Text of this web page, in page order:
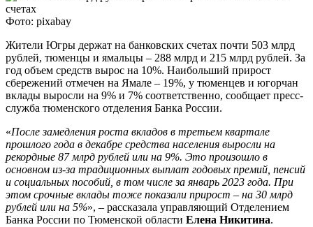
Фото: pixabay
Жители Югры держат на банковских счетах почти 503 млрд
рублей, тюменцы и ямальцы – 288 млрд и 215 млрд рублей. За
год объем средств вырос на 10%. Наибольший прирост
сбережений отмечен на Ямале – 19%, у тюменцев и югорчан
вклады выросли на 9% и 7% соответственно, сообщает пресс-
служба тюменского отделения Банка России.
«После замедления роста вкладов в третьем квартале
прошлого года в декабре средства населения выросли на
рекордные 87 млрд рублей или на 9%. Это произошло в
основном из-за традиционных выплат годовых премий, пенсий
и социальных пособий, в том числе за январь 2023 года. При
этом срочные вклады тоже показали прирост – на 30 млрд
рублей или на 5%», – рассказала управляющий Отделением
Банка России по Тюменской области Елена Никитина.